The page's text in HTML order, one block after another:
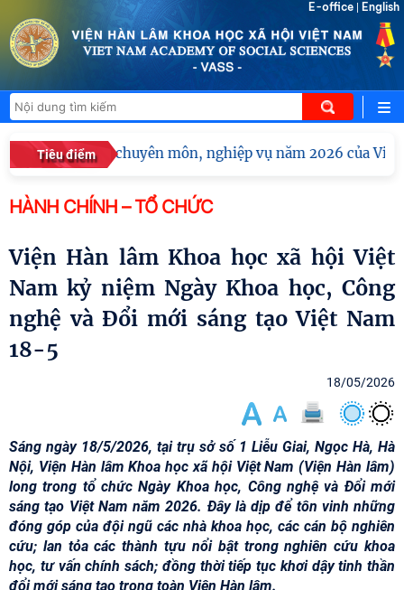
E-office English
Tiêu điểm
tập huấn chuyên môn, nghiệp vụ năm 2026 của Viện Hàn
HÀNH CHÍNH – TỔ CHỨC
Viện Hàn lâm Khoa học xã hội Việt
Nam kỷ niệm Ngày Khoa học, Công
nghệ và Đổi mới sáng tạo Việt Nam
18-5
18/05/2026
Sáng ngày 18/5/2026, tại trụ sở số 1 Liễu Giai, Ngọc Hà, Hà
Nội, Viện Hàn lâm Khoa học xã hội Việt Nam (Viện Hàn lâm)
long trong tổ chức Ngày Khoa học, Công nghệ và Đổi mới
sáng tạo Việt Nam năm 2026. Đây là dịp để tôn vinh những
đóng góp của đội ngũ các nhà khoa học, các cán bộ nghiên
cứu; lan tỏa các thành tựu nổi bật trong nghiên cứu khoa
học, tư vấn chính sách; đồng thời tiếp tục khơi dậy tinh thần
đổi mới sáng tạo trong toàn Viện Hàn lâm.